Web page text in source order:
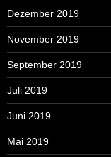
Dezember 2019
November 2019
September 2019
Juli 2019
Juni 2019
Mai 2019